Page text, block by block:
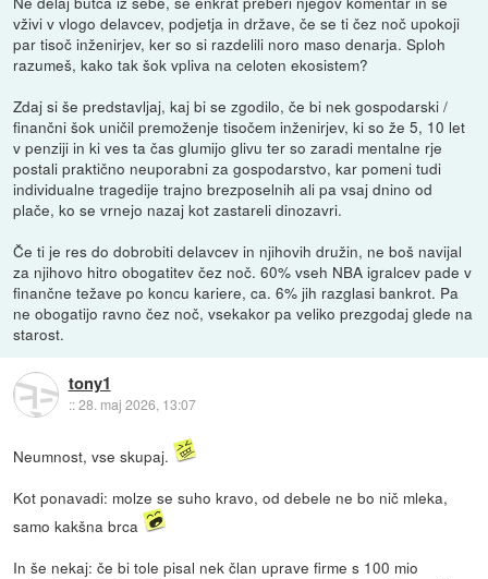
vživi v vlogo delavcev, podjetja in države, če se ti čez noč upokoji
par tisoč inženirjev, ker so si razdelili noro maso denarja. Sploh
razumeš, kako tak šok vpliva na celoten ekosistem?
Zdaj si še predstavljaj, kaj bi se zgodilo, če bi nek gospodarski /
finančni šok uničil premoženje tisočem inženirjev, ki so že 5, 10 let
v penziji in ki ves ta čas glumijo glivu ter so zaradi mentalne rje
postali praktično neuporabni za gospodarstvo, kar pomeni tudi
individualne tragedije trajno brezposelnih ali pa vsaj dnino od
plače, ko se vrnejo nazaj kot zastareli dinozavri.
Če ti je res do dobrobiti delavcev in njihovih družin, ne boš navijal
za njihovo hitro obogatitev čez noč. 60% vseh NBA igralcev pade v
finančne težave po koncu kariere, ca. 6% jih razglasi bankrot. Pa
ne obogatijo ravno čez noč, vsekakor pa veliko prezgodaj glede na
starost.
tony1
::28. maj 2026, 13:07
Neumnost, vse skupaj.
Kot ponavadi: molze se suho kravo, od debele ne bo nič mleka,
samo kakšna brca
In še nekaj: če bi tole pisal nek član uprave firme s 100 mio